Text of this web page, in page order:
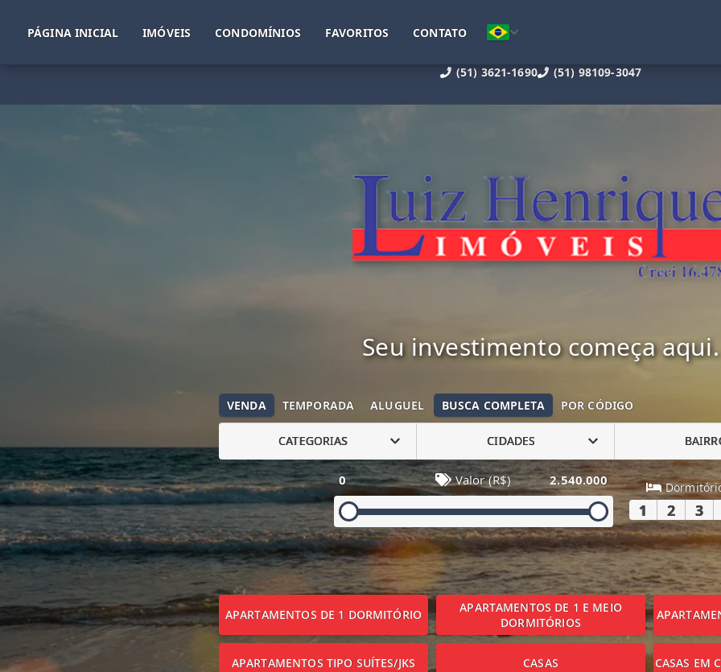
(51) 3621-1690 (51) 98109-3047
PÁGINA INICIAL IMÓVEIS CONDOMÍNIOS FAVORITOS CONTATO
Seu investimento começa aqui.
VENDA TEMPORADA ALUGUEL BUSCA COMPLETA POR CÓDIGO
CATEGORIAS CIDADES
0 Valor (R$) 2.540.000
1 2 3
APARTAMENTOS DE 1 DORMITÓRIO
APARTAMENTOS DE 1 E MEIO
DORMITÓRIOS
APARTAMENTOS TIPO SUÍTES/JKS CASAS CASAS EM